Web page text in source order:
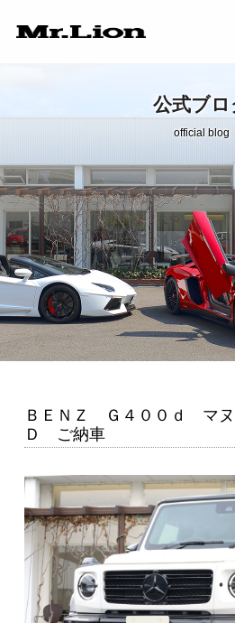
在庫車情報
Factory
自社工場
Official Blog
公式ブログ
公式ブロ
official blog
ＢＥＮＺ Ｇ４００ｄ マヌ
Ｄ ご納車